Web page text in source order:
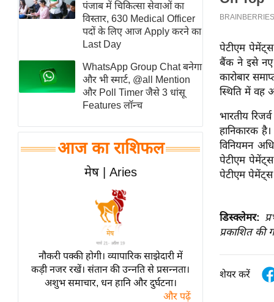
समसामयिक
मातृभूमि
एम.
आर.
आई.
समीक्षा
धर्म
ज्योतिष
त्योहार
राशिफल
विशेष
पंजाब में चिकित्सा सेवाओं का
विस्तार, 630 Medical Officer
पदों के लिए आज Apply करने का
Last Day
WhatsApp Group Chat बनेगा
और भी स्मार्ट, @all Mention
और Poll Timer जैसे 3 धांसू
Features लॉन्च
आज का राशिफल
मेष | Aries
नौकरी पक्की होगी। व्यापारिक साझेदारी में
कड़ी नजर रखें। संतान की उन्नति से प्रसन्नता।
अशुभ समाचार, धन हानि और दुर्घटना।
और पढ़ें
पेटीएम
बैंक ने इसे नए
कारोबार
स्थिति में वह
भारतीय
हानिकारक
विनियमन
पेटीएम
पेटीएम
डिस्क्लेमर:
प्रकाशित की
शेयर करें